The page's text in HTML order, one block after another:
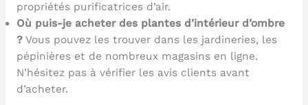
propriétés purificatrices d’air.
Où puis-je acheter des plantes d’intérieur d’ombre
?Vous pouvez les trouver dans les jardineries, les
pépinières et de nombreux magasins en ligne.
N’hésitez pas à vérifier les avis clients avant
d’acheter.